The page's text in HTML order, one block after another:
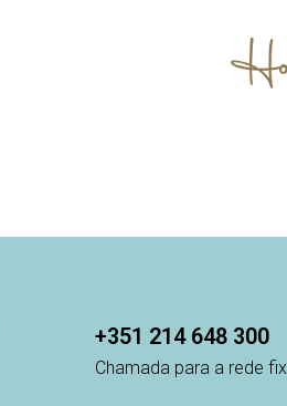
+351 214 648 300
Chamada para a rede